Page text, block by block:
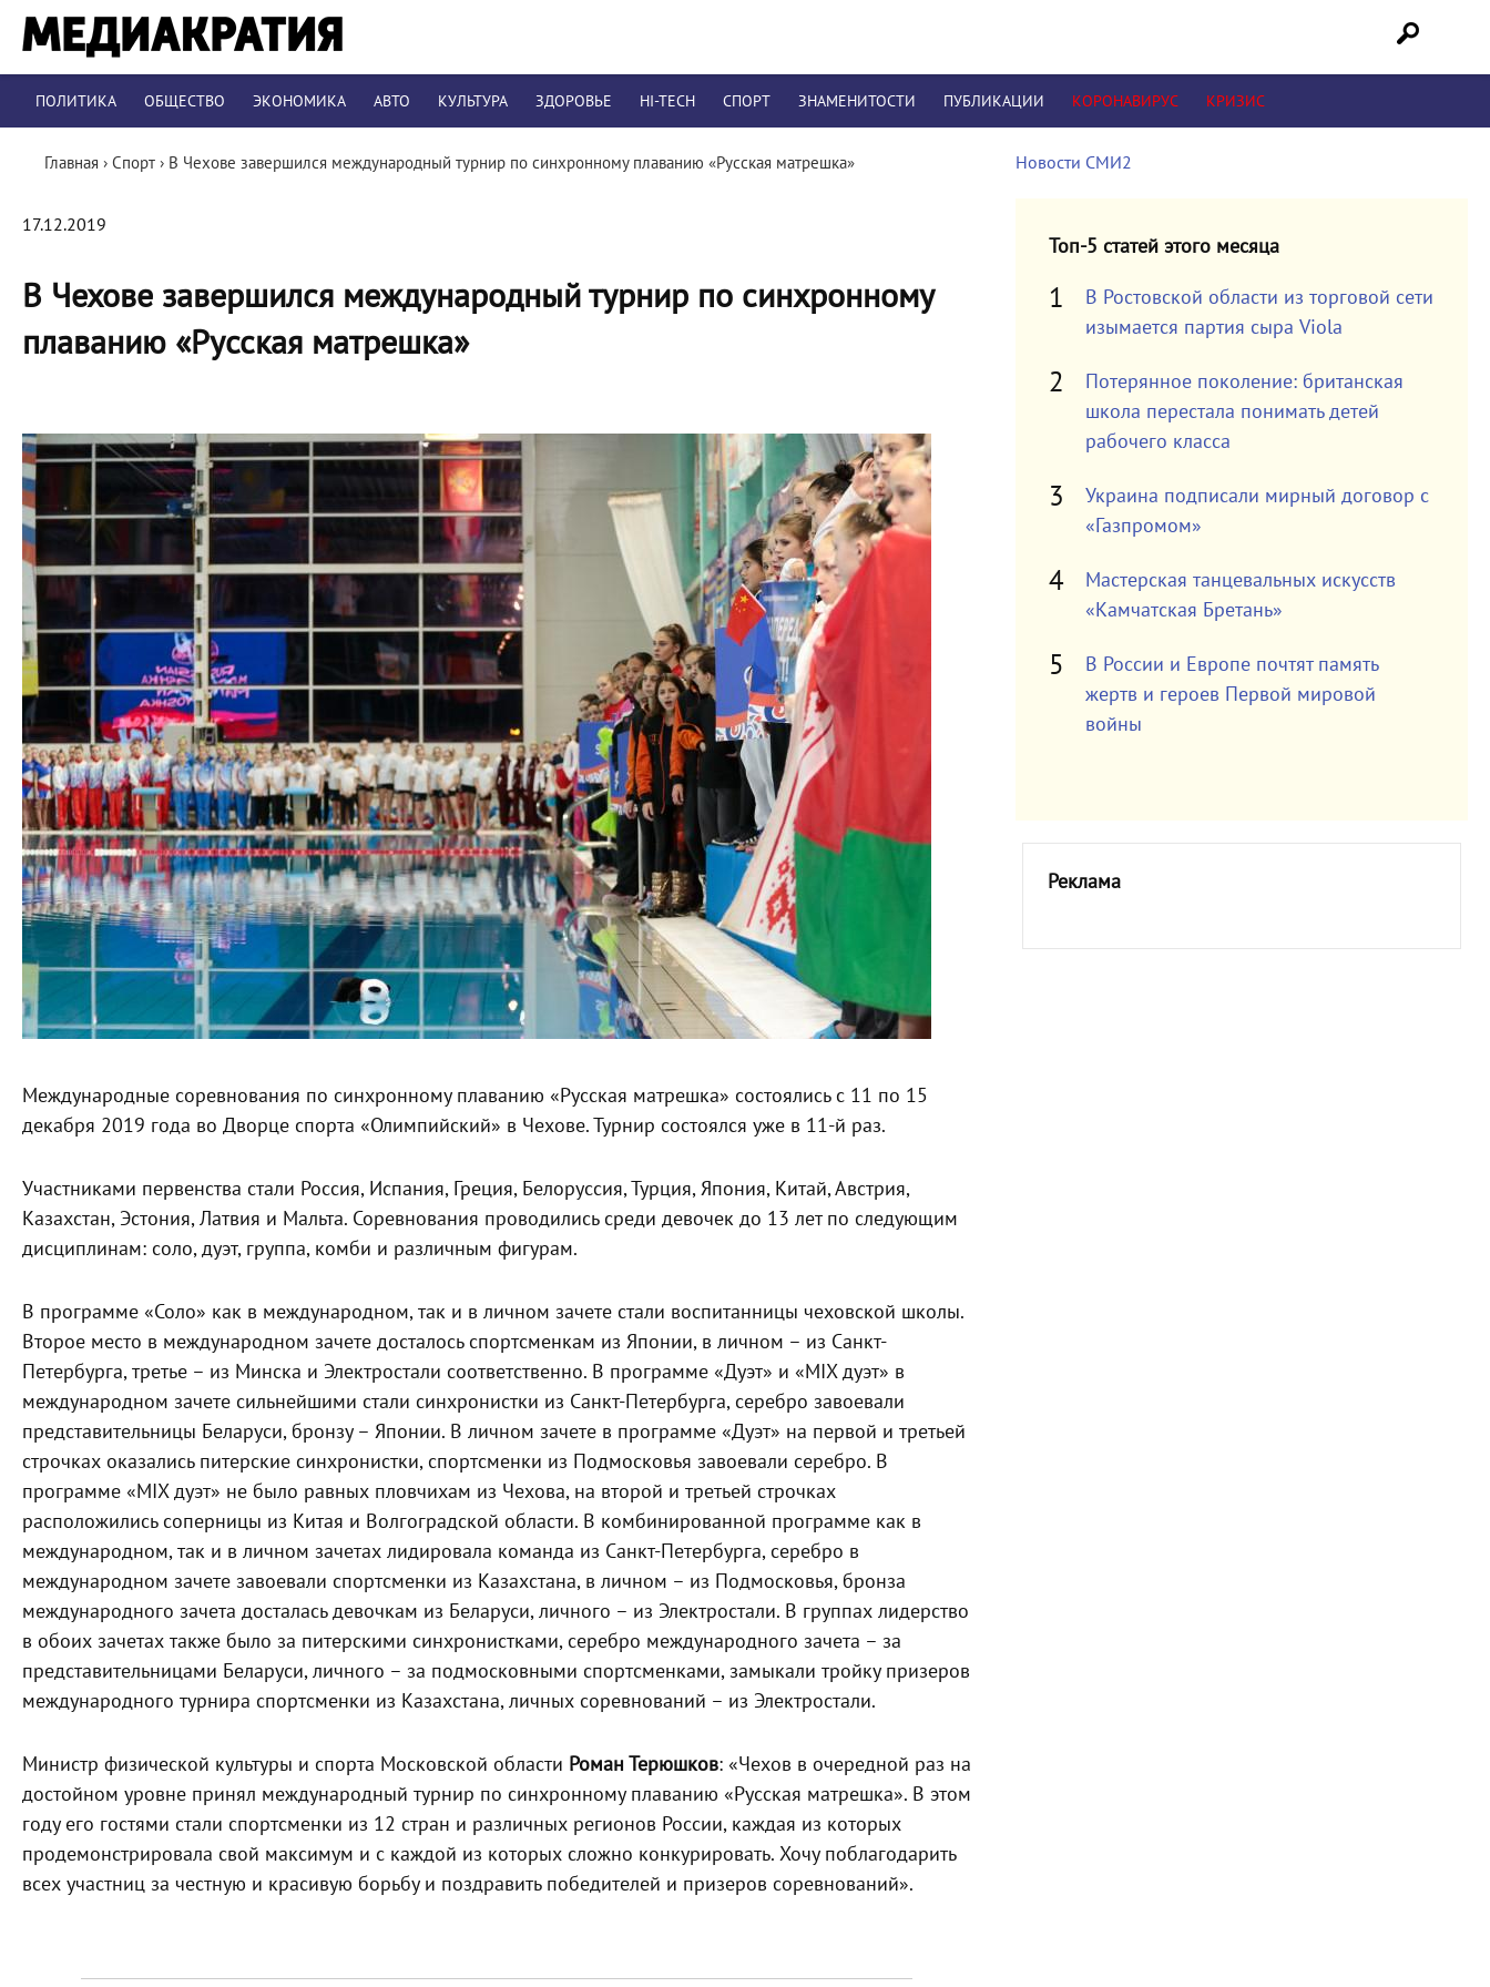
ПОЛИТИКА ОБЩЕСТВО ЭКОНОМИКА АВТО КУЛЬТУРА ЗДОРОВЬЕ HI-TECH СПОРТ ЗНАМЕНИТОСТИ ПУБЛИКАЦИИ КОРОНАВИРУС КРИЗИС
Главная › Спорт › В Чехове завершился международный турнир по синхронному плаванию «Русская матрешка»
17.12.2019
В Чехове завершился международный турнир по синхронному
плаванию «Русская матрешка»
Международные соревнования по синхронному плаванию «Русская матрешка» состоялись с 11 по 15
декабря 2019 года во Дворце спорта «Олимпийский» в Чехове. Турнир состоялся уже в 11-й раз.
Участниками первенства стали Россия, Испания, Греция, Белоруссия, Турция, Япония, Китай, Австрия,
Казахстан, Эстония, Латвия и Мальта. Соревнования проводились среди девочек до 13 лет по следующим
дисциплинам: соло, дуэт, группа, комби и различным фигурам.
В программе «Соло» как в международном, так и в личном зачете стали воспитанницы чеховской школы.
Второе место в международном зачете досталось спортсменкам из Японии, в личном – из Санкт-
Петербурга, третье – из Минска и Электростали соответственно. В программе «Дуэт» и «MIX дуэт» в
международном зачете сильнейшими стали синхронистки из Санкт-Петербурга, серебро завоевали
представительницы Беларуси, бронзу – Японии. В личном зачете в программе «Дуэт» на первой и третьей
строчках оказались питерские синхронистки, спортсменки из Подмосковья завоевали серебро. В
программе «MIX дуэт» не было равных пловчихам из Чехова, на второй и третьей строчках
расположились соперницы из Китая и Волгоградской области. В комбинированной программе как в
международном, так и в личном зачетах лидировала команда из Санкт-Петербурга, серебро в
международном зачете завоевали спортсменки из Казахстана, в личном – из Подмосковья, бронза
международного зачета досталась девочкам из Беларуси, личного – из Электростали. В группах лидерство
в обоих зачетах также было за питерскими синхронистками, серебро международного зачета – за
представительницами Беларуси, личного – за подмосковными спортсменками, замыкали тройку призеров
международного турнира спортсменки из Казахстана, личных соревнований – из Электростали.
Министр физической культуры и спорта Московской области Роман Терюшков: «Чехов в очередной раз на
достойном уровне принял международный турнир по синхронному плаванию «Русская матрешка». В этом
году его гостями стали спортсменки из 12 стран и различных регионов России, каждая из которых
продемонстрировала свой максимум и с каждой из которых сложно конкурировать. Хочу поблагодарить
всех участниц за честную и красивую борьбу и поздравить победителей и призеров соревнований».
Новости СМИ2
Топ-5 статей этого месяца
В Ростовской области из торговой сети
изымается партия сыра Viola
Потерянное поколение: британская
школа перестала понимать детей
рабочего класса
Украина подписали мирный договор с
«Газпромом»
Мастерская танцевальных искусств
«Камчатская Бретань»
В России и Европе почтят память
жертв и героев Первой мировой
войны
Реклама